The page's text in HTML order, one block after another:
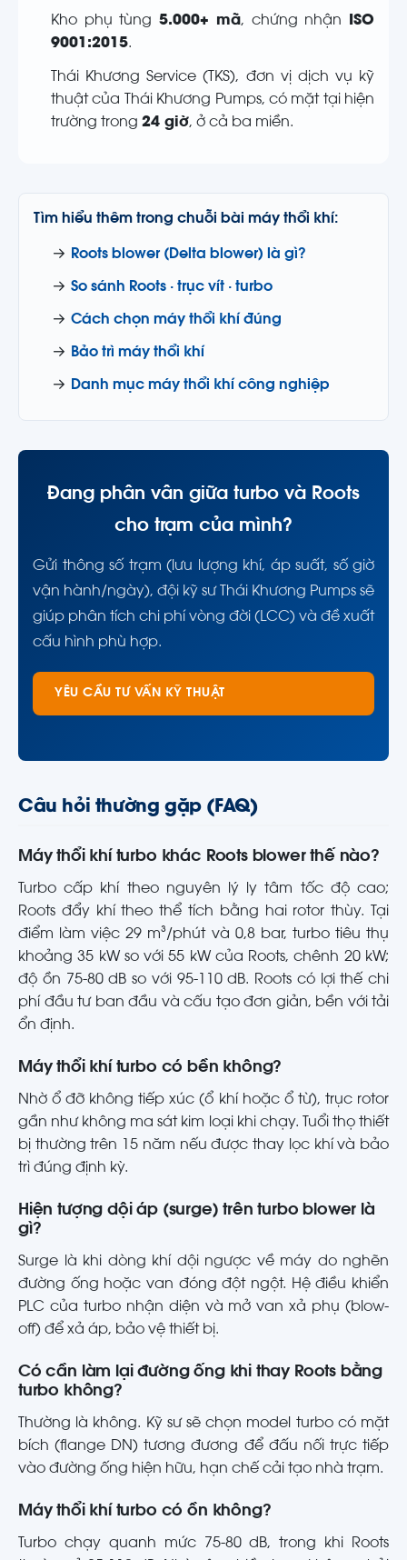
Kho phụ tùng 5.000+ mã, chứng nhận
ISO
9001:2015.
Thái Khương Service (TKS), đơn vị dịch vụ kỹ
thuật của Thái Khương Pumps, có mặt tại hiện
trường trong 24 giờ, ở cả ba miền.
Tìm hiểu thêm trong chuỗi bài máy thổi khí:
→ Roots blower (Delta blower) là gì?
→ So sánh Roots · trục vít · turbo
→ Cách chọn máy thổi khí đúng
→ Bảo trì máy thổi khí
→ Danh mục máy thổi khí công nghiệp
Đang phân vân giữa turbo và Roots
cho trạm của mình?
Gửi thông số trạm (lưu lượng khí, áp suất, số giờ
vận hành/ngày), đội kỹ sư Thái Khương Pumps sẽ
giúp phân tích chi phí vòng đời (LCC) và đề xuất
cấu hình phù hợp.
YÊU CẦU TƯ VẤN KỸ THUẬT
Câu hỏi thường gặp (FAQ)
Máy thổi khí turbo khác Roots blower thế nào?
Turbo cấp khí theo nguyên lý ly tâm tốc độ cao;
Roots đẩy khí theo thể tích bằng hai rotor thùy. Tại
điểm làm việc 29 m³/phút và 0,8 bar, turbo tiêu thụ
khoảng 35 kW so với 55 kW của Roots, chênh 20 kW;
độ ồn 75-80 dB so với 95-110 dB. Roots có lợi thế chi
phí đầu tư ban đầu và cấu tạo đơn giản, bền với tải
ổn định.
Máy thổi khí turbo có bền không?
Nhờ ổ đỡ không tiếp xúc (ổ khí hoặc ổ từ), trục rotor
gần như không ma sát kim loại khi chạy. Tuổi thọ thiết
bị thường trên 15 năm nếu được thay lọc khí và bảo
trì đúng định kỳ.
Hiện tượng dội áp (surge) trên turbo blower là
gì?
Surge là khi dòng khí dội ngược về máy do nghẽn
đường ống hoặc van đóng đột ngột. Hệ điều khiển
PLC của turbo nhận diện và mở van xả phụ (blow-
off) để xả áp, bảo vệ thiết bị.
Có cần làm lại đường ống khi thay Roots bằng
turbo không?
Thường là không. Kỹ sư sẽ chọn model turbo có mặt
bích (flange DN) tương đương để đấu nối trực tiếp
vào đường ống hiện hữu, hạn chế cải tạo nhà trạm.
Máy thổi khí turbo có ồn không?
Turbo chạy quanh mức 75-80 dB, trong khi Roots